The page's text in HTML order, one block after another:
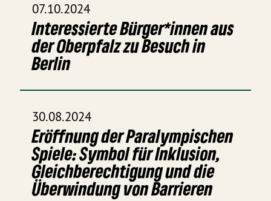
07.10.2024
Interessierte Bürger*innen aus
der Oberpfalz zu Besuch in
Berlin
30.08.2024
Eröffnung der Paralympischen
Spiele: Symbol für Inklusion,
Gleichberechtigung und die
Überwindung von Barrieren